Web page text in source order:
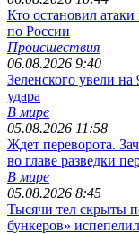
Кто остановил
по России
Происшествия
06.08.2026 9:40
Зеленского увели
удара
В мире
05.08.2026 11:58
Ждет переворота.
во главе разведки
В мире
05.08.2026 8:45
Тысячи тел скрыты
бункеров»